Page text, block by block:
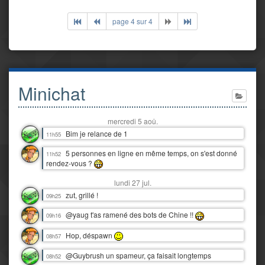
page 4 sur 4
Minichat
mercredi 5 aoû.
11h55 Bim je relance de 1
11h52 5 personnes en ligne en même temps, on s'est donné
rendez-vous ?
lundi 27 jul.
09h25 zut, grillé !
09h16 @yaug t'as ramené des bots de Chine !!
08h57 Hop, déspawn
08h52 @Guybrush un spameur, ça faisait longtemps